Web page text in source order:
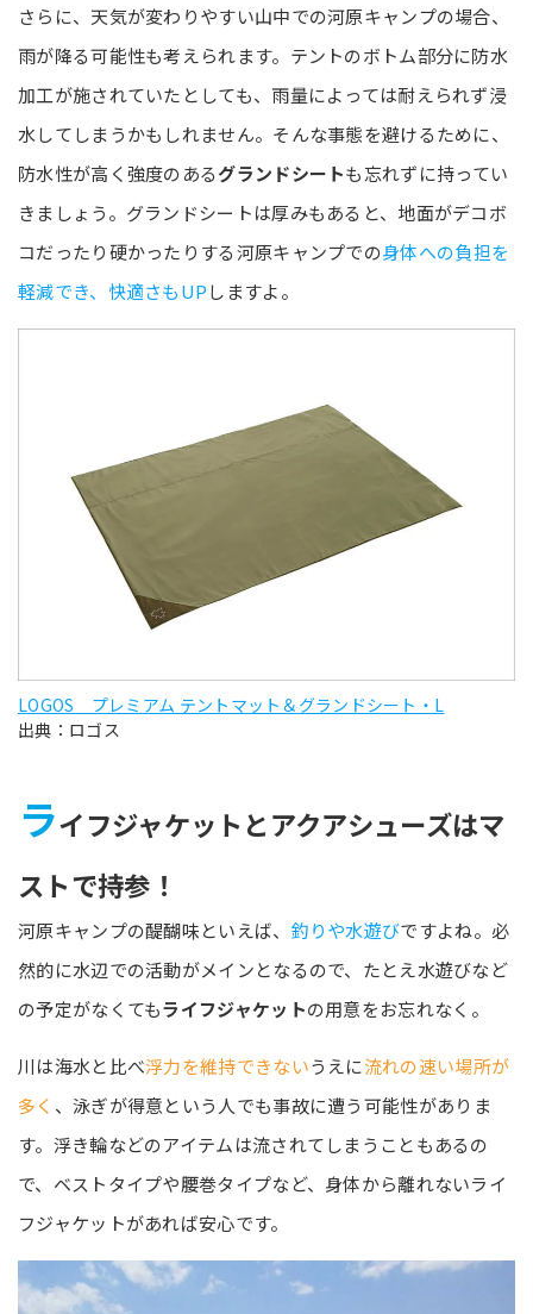
さらに、天気が変わりやすい山中での河原キャンプの場合、
雨が降る可能性も考えられます。テントのボトム部分に防水
加工が施されていたとしても、雨量によっては耐えられず浸
水してしまうかもしれません。そんな事態を避けるために、
防水性が高く強度のあるグランドシートも忘れずに持ってい
きましょう。グランドシートは厚みもあると、地面がデコボ
コだったり硬かったりする河原キャンプでの身体への負担を
軽減でき、快適さもUPしますよ。
LOGOS プレミアム テントマット＆グランドシート・L
出典：ロゴス
ライフジャケットとアクアシューズはマ
ストで持参！
河原キャンプの醍醐味といえば、 釣りや水遊びですよね。必
然的に水辺での活動がメインとなるので、たとえ水遊びなど
の予定がなくてもライフジャケットの用意をお忘れなく。
川は海水と比べ浮力を維持できないうえに流れの速い場所が
多く 、泳ぎが得意という人でも事故に遭う可能性がありま
す。浮き輪などのアイテムは流されてしまうこともあるの
で、ベストタイプや腰巻タイプなど、身体から離れないライ
フジャケットがあれば安心です。